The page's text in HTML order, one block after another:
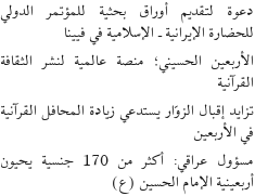
دعوة لتقديم أوراق بحثية للمؤتمر الدولي
للحضارة الإيرانية ـ الإسلامية في فيينا
الأربعين الحسيني؛ منصة عالمية لنشر الثقافة
القرآنية
تزايد إقبال الزوّار يستدعي زيادة المحافل القرآنية
في الأربعين
مسؤول عراقي: أكثر من 170 جنسية يحيون
أربعينية الإمام الحسين (ع)